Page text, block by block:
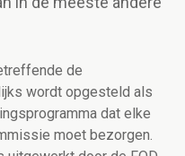
de
wordt opgesteld als
dat elke
moet bezorgen.